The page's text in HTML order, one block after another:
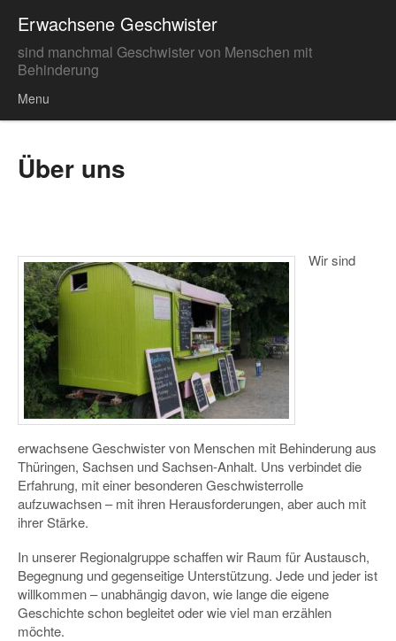
Erwachsene Geschwister
sind manchmal Geschwister von Menschen mit
Behinderung
Menu
Über uns
Wir sind
erwachsene Geschwister von Menschen mit Behinderung aus
Thüringen, Sachsen und Sachsen-Anhalt. Uns verbindet die
Erfahrung, mit einer besonderen Geschwisterrolle
aufzuwachsen – mit ihren Herausforderungen, aber auch mit
ihrer Stärke.
In unserer Regionalgruppe schaffen wir Raum für Austausch,
Begegnung und gegenseitige Unterstützung. Jede und jeder ist
willkommen – unabhängig davon, wie lange die eigene
Geschichte schon begleitet oder wie viel man erzählen
möchte.